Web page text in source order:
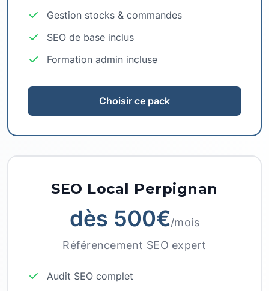
Gestion stocks & commandes
SEO de base inclus
Formation admin incluse
Choisir ce pack
SEO Local Perpignan
dès 500€/mois
Référencement SEO expert
Audit SEO complet